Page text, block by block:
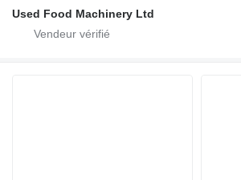
Used Food Machinery Ltd